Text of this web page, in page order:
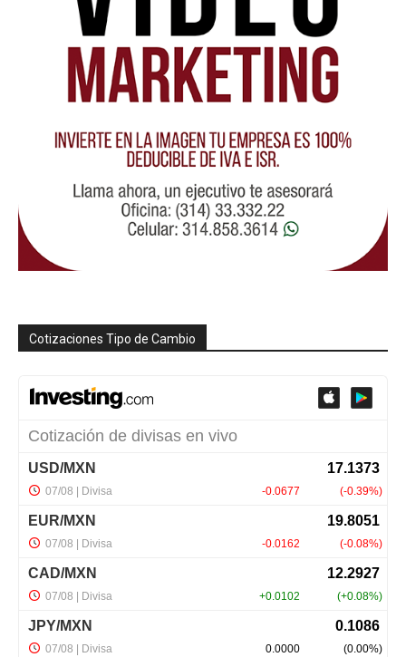
Cotizaciones Tipo de Cambio